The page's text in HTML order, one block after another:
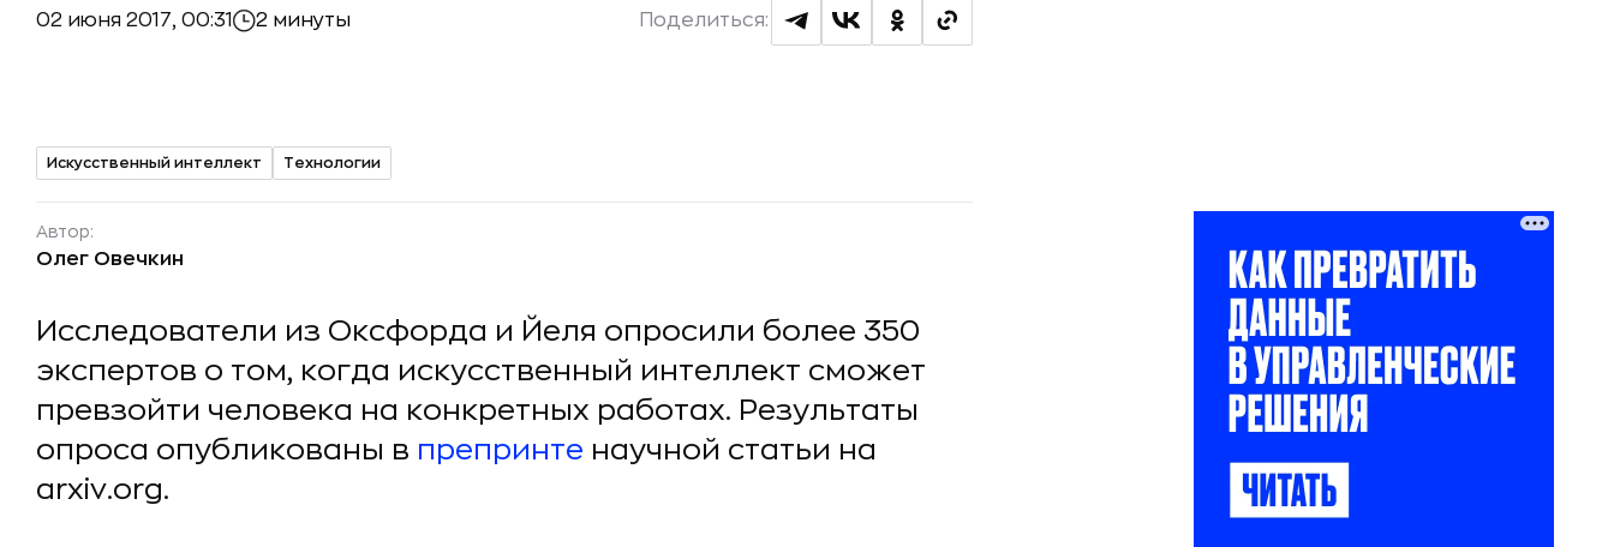
02 июня 2017, 00:31 2 минуты Поделиться:
Искусственный интеллект Технологии
Автор:
Олег Овечкин
Исследователи из Оксфорда и Йеля опросили более 350
экспертов о том, когда искусственный интеллект сможет
превзойти человека на конкретных работах. Результаты
опроса опубликованы в препринте научной статьи на
arxiv.org.